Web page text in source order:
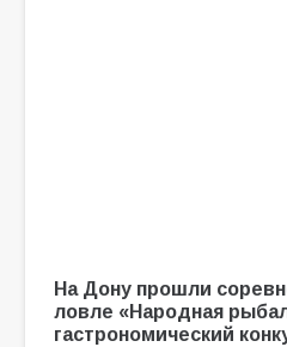
На Дону прошли
ловле «Народная
гастрономический